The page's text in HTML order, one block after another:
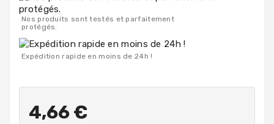
Nos produits sont testés et parfaitement
protégés.
Expédition rapide en moins de 24h !
4,66 €